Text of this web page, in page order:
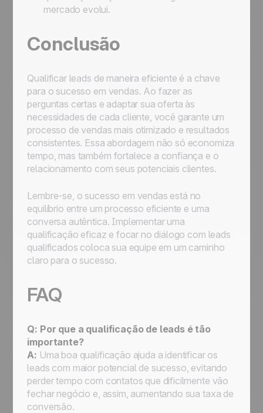
mercado evolui.
Conclusão
Qualificar leads de maneira eficiente é a chave
para o sucesso em vendas. Ao fazer as
perguntas certas e adaptar sua oferta às
necessidades de cada cliente, você garante um
processo de vendas mais otimizado e resultados
consistentes. Essa abordagem não só economiza
tempo, mas também fortalece a confiança e o
relacionamento com seus potenciais clientes.
Lembre-se, o sucesso em vendas está no
equilíbrio entre um processo eficiente e uma
conversa autêntica. Implementar uma
qualificação eficaz e focar no diálogo com leads
qualificados coloca sua equipe em um caminho
claro para o sucesso.
FAQ
Q: Por que a qualificação de leads é tão
importante?
A: Uma boa qualificação ajuda a identificar os
leads com maior potencial de sucesso, evitando
perder tempo com contatos que dificilmente vão
fechar negócio e, assim, aumentando sua taxa de
conversão.